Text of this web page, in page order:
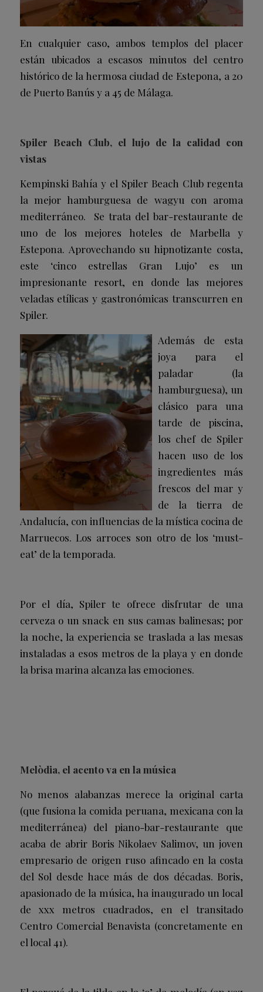
En cualquier caso, ambos templos del placer
están ubicados a escasos minutos del centro
histórico de la hermosa ciudad de Estepona, a 20
de Puerto Banús y a 45 de Málaga.
Spiler Beach Club, el lujo de la calidad con
vistas
Kempinski Bahía y el Spiler Beach Club regenta
la mejor hamburguesa de wagyu con aroma
mediterráneo. Se trata del bar-restaurante de
uno de los mejores hoteles de Marbella y
Estepona. Aprovechando su hipnotizante costa,
este ‘cinco estrellas Gran Lujo’ es un
impresionante resort, en donde las mejores
veladas etílicas y gastronómicas transcurren en
Spiler.
Además de esta
joya para el
paladar (la
hamburguesa), un
clásico para una
tarde de piscina,
los chef de Spiler
hacen uso de los
ingredientes más
frescos del mar y
de la tierra de
Andalucía, con influencias de la mística cocina de
Marruecos. Los arroces son otro de los ‘must-
eat’ de la temporada.
Por el día, Spiler te ofrece disfrutar de una
cerveza o un snack en sus camas balinesas; por
la noche, la experiencia se traslada a las mesas
instaladas a esos metros de la playa y en donde
la brisa marina alcanza las emociones.
Melòdia, el acento va en la música
No menos alabanzas merece la original carta
(que fusiona la comida peruana, mexicana con la
mediterránea) del piano-bar-restaurante que
acaba de abrir Boris Nikolaev Salimov, un joven
empresario de origen ruso afincado en la costa
del Sol desde hace más de dos décadas. Boris,
apasionado de la música, ha inaugurado un local
de xxx metros cuadrados, en el transitado
Centro Comercial Benavista (concretamente en
el local 41).